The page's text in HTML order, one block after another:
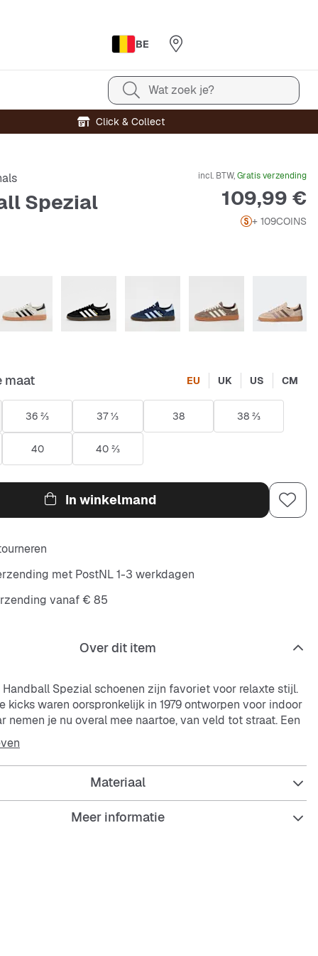
BE
Wat zoek je?
Click & Collect
Spezial
incl. BTW,Gratis verzending
Prijs
109,99 €
+ 109COINS
maat EU UK US CM
36 ⅔ 37 ⅓ 38 38 ⅔
40 40 ⅔
In winkelmand
met PostNL 1-3 werkdagen
vanaf € 85
Over dit item
Handball Spezial schoenen zijn favoriet voor relaxte stijl.
kicks waren oorspronkelijk in 1979 ontworpen voor indoor
nemen je nu overal mee naartoe, van veld tot straat. Een
bovenwerk met details van zacht leer en een
geven het iconische silhouet een elegante en toch
Subtiele details zoals een metallic gouden logo op de
een eerbetoon aan hun sportieve roots. Combineer ze
jeans tot jurk, voor klassieke, veelzijdige stijl die een
het beste van nostalgie en het hier en nu.
Materiaal
Meer informatie